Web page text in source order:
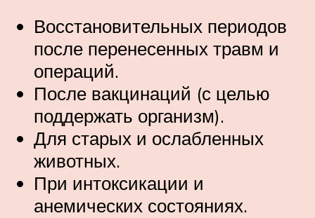
Восстановительных периодов
после перенесенных травм и
операций.
После вакцинаций (с целью
поддержать организм).
Для старых и ослабленных
животных.
При интоксикации и
анемических состояниях.